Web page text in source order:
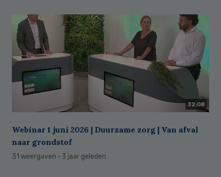
32:08
Webinar 1 juni 2026 | Duurzame zorg | Van afval
naar grondstof
31 weergaven · 3 jaar geleden